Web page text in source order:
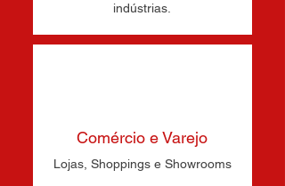
indústrias.
Comércio e Varejo
Lojas, Shoppings e Showrooms